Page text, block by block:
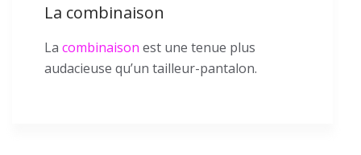
La combinaison
La combinaison est une tenue plus
audacieuse qu’un tailleur-pantalon.